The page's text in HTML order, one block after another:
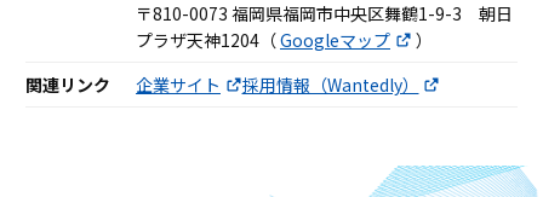
〒810-0073 福岡県福岡市中央区舞鶴1-9-3 朝日
プラザ天神1204（Googleマップ
）
関連リンク
企業サイト 採用情報（Wantedly）